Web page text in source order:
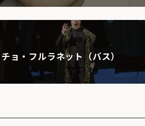
ョ・フルラネット（バス）